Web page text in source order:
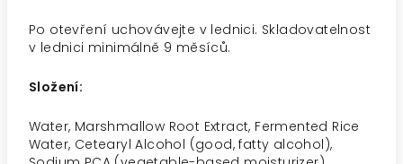
Po otevření uchovávejte v lednici. Skladovatelnost
v lednici minimálně 9 měsíců.
Složení:
Water, Marshmallow Root Extract, Fermented Rice
Water, Cetearyl Alcohol (good, fatty alcohol),